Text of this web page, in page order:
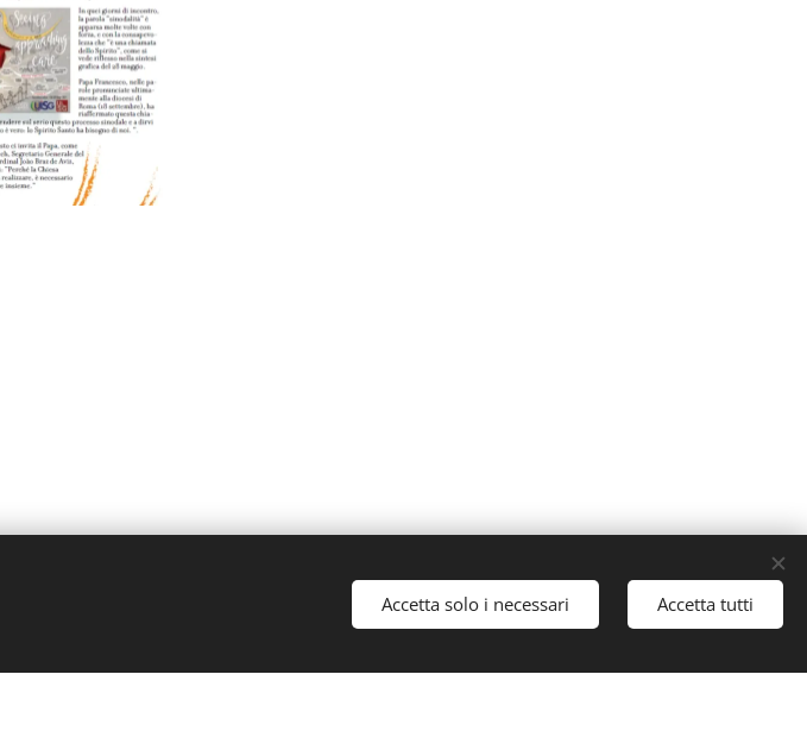
Cookies
Lingue
Français
Accetta solo i necessari Accetta tutti